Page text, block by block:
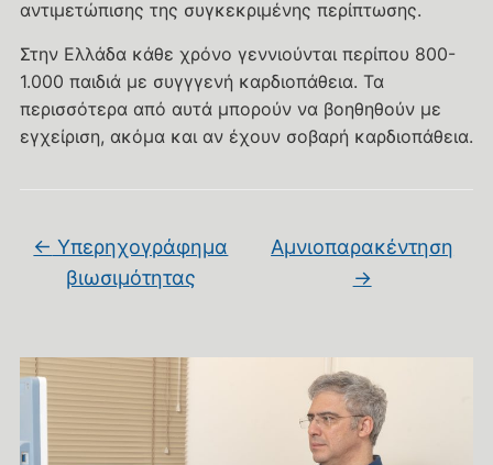
αντιμετώπισης της συγκεκριμένης περίπτωσης.
Στην Ελλάδα κάθε χρόνο γεννιούνται περίπου 800-
1.000 παιδιά με συγγγενή καρδιοπάθεια. Τα
περισσότερα από αυτά μπορούν να βοηθηθούν με
εγχείριση, ακόμα και αν έχουν σοβαρή καρδιοπάθεια.
← Υπερηχογράφημα
βιωσιμότητας
Aμνιοπαρακέντηση
→